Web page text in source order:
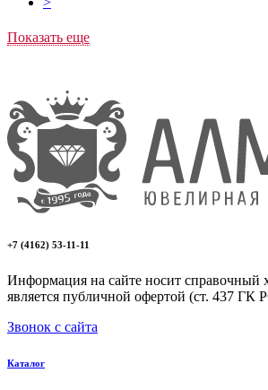
Показать еще
+7 (4162) 53-11-11
Информация на сайте носит справочный
является публичной офертой (ст. 437 ГК
Звонок с сайта
Каталог